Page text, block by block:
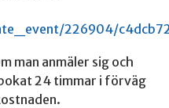
226904/
man anmäler sig och
24 timmar i förväg